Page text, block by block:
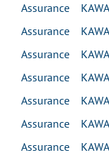
Assurance
Assurance
Assurance
Assurance
Assurance
Assurance
Assurance